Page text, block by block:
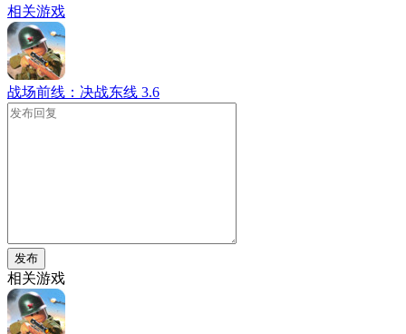
相关游戏
战场前线：决战东线 3.6
发布
相关游戏